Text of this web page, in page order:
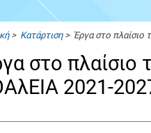
> Κατάρτιση> Έργα στο πλαίσιο
στο πλαίσιο
2021-